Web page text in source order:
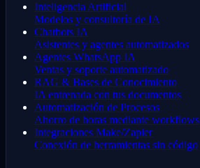
Inteligencia Artificial
Modelos y consultoría de IA
Chatbots IA
Asistentes y agentes automatizados
Agentes WhatsApp IA
Ventas y soporte automatizado
RAG & Bases de Conocimiento
IA entrenada con tus documentos
Automatización de Procesos
Ahorro de horas mediante workflows
Integraciones Make/Zapier
Conexión de herramientas sin código